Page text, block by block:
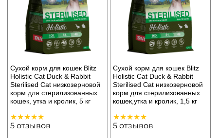
Сухой корм для кошек Blitz
Holistic Cat Duck & Rabbit
Sterilised Cat низкозерновой
корм для стерилизованных
кошек, утка и кролик, 5 кг
5 отзывов
Сухой корм для кошек Blitz
Holistic Cat Duck & Rabbit
Sterilised Cat низкозерновой
корм для стерилизованных
кошек,утка и кролик, 1,5 кг
5 отзывов